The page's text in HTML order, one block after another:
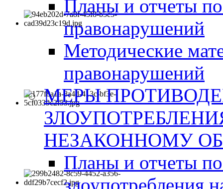
Планы и отчеты
правонарушений
Методические
правонарушений
МЕРЫ
НЕЗАКОННОМУ
Планы и отчеты
злоупотребления